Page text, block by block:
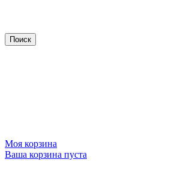
Моя корзина
Ваша корзина пуста